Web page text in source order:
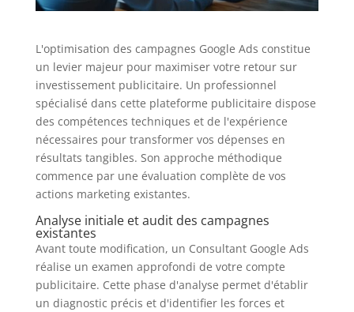
L'optimisation des campagnes Google Ads constitue
un levier majeur pour maximiser votre retour sur
investissement publicitaire. Un professionnel
spécialisé dans cette plateforme publicitaire dispose
des compétences techniques et de l'expérience
nécessaires pour transformer vos dépenses en
résultats tangibles. Son approche méthodique
commence par une évaluation complète de vos
actions marketing existantes.
Analyse initiale et audit des campagnes
existantes
Avant toute modification, un Consultant Google Ads
réalise un examen approfondi de votre compte
publicitaire. Cette phase d'analyse permet d'établir
un diagnostic précis et d'identifier les forces et